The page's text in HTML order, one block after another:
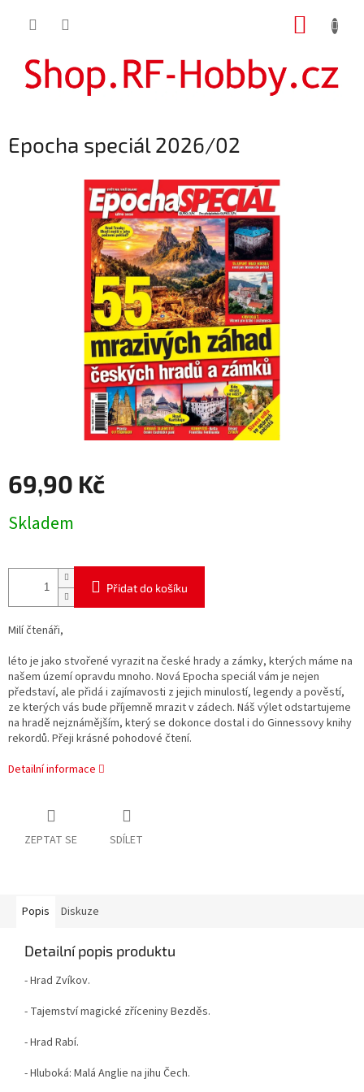
Epocha speciál 2026/02
69,90 Kč
cena:
Skladem
Přidat do košíku
Milí čtenáři,
léto je jako stvořené vyrazit na české hrady a zámky, kterých máme na
našem území opravdu mnoho. Nová Epocha speciál vám je nejen
představí, ale přidá i zajímavosti z jejich minulostí, legendy a pověstí,
ze kterých vás bude příjemně mrazit v zádech. Náš výlet odstartujeme
na hradě nejznámějším, který se dokonce dostal i do Ginnessovy knihy
rekordů. Přeji krásné pohodové čtení.
Detailní informace
ZEPTAT SE SDÍLET
Popis Diskuze
Detailní popis produktu
- Hrad Zvíkov.
- Tajemství magické zříceniny Bezděs.
- Hrad Rabí.
- Hluboká: Malá Anglie na jihu Čech.